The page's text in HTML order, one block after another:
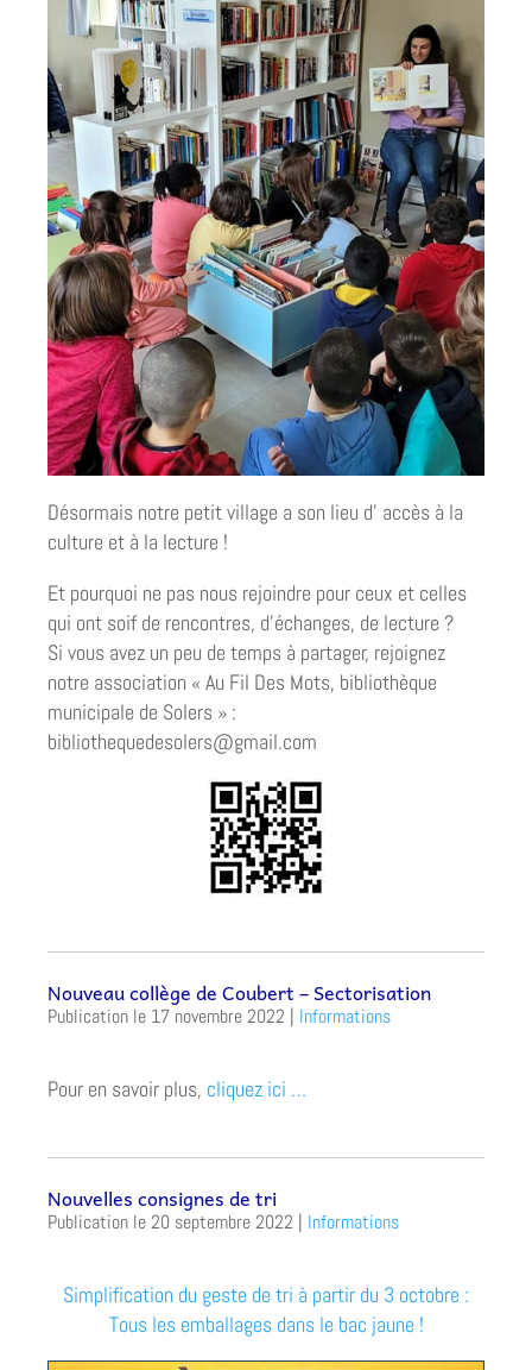
Désormais notre petit village a son lieu d’ accès à la
culture et à la lecture !
Et pourquoi ne pas nous rejoindre pour ceux et celles
qui ont soif de rencontres, d’échanges, de lecture ?
Si vous avez un peu de temps à partager, rejoignez
notre association « Au Fil Des Mots, bibliothèque
municipale de Solers » :
bibliothequedesolers@gmail.com
Nouveau collège de Coubert – Sectorisation
17 novembre 2022 | Informations
Pour en savoir plus, cliquez ici …
Nouvelles consignes de tri
20 septembre 2022 | Informations
Simplification du geste de tri à partir du 3 octobre :
Tous les emballages dans le bac jaune !